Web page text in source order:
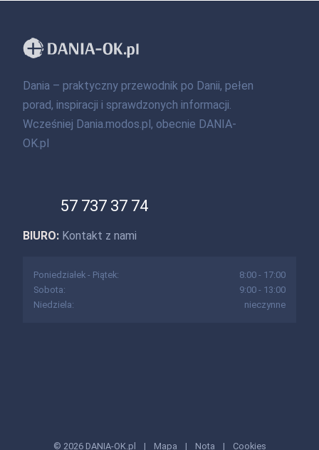
Dania – praktyczny przewodnik po Danii, pełen
porad, inspiracji i sprawdzonych informacji.
Wcześniej Dania.modos.pl, obecnie DANIA-
OK.pl
57 737 37 74
BIURO: Kontakt z nami
Poniedziałek - Piątek:
8:00 - 17:00
Sobota:
9:00 - 13:00
Niedziela:
nieczynne
© 2026 DANIA-OK.pl | Mapa | Nota | Cookies